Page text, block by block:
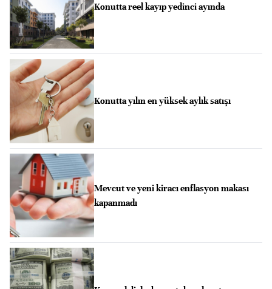
Konutta reel kayıp yedinci ayında
Konutta yılın en yüksek aylık satışı
Mevcut ve yeni kiracı enflasyon makası
kapanmadı